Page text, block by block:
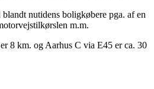
nutidens boligkøbere pga. af en
m.m.
8 km. og Aarhus C via E45 er ca. 30